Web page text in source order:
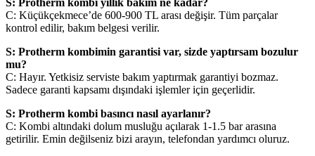
S: Protherm kombi yıllık bakım ne kadar?
C: Küçükçekmece’de 600-900 TL arası değişir. Tüm parçalar
kontrol edilir, bakım belgesi verilir.
S: Protherm kombimin garantisi var, sizde yaptırsam bozulur
mu?
C: Hayır. Yetkisiz serviste bakım yaptırmak garantiyi bozmaz.
Sadece garanti kapsamı dışındaki işlemler için geçerlidir.
S: Protherm kombi basıncı nasıl ayarlanır?
C: Kombi altındaki dolum musluğu açılarak 1-1.5 bar arasına
getirilir. Emin değilseniz bizi arayın, telefondan yardımcı oluruz.